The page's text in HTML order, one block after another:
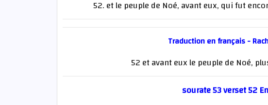
52. et le peuple de Noé, avant eux, qui fut
Traduction en français -
52 et avant eux le peuple de Noé,
sourate 53 verset 52